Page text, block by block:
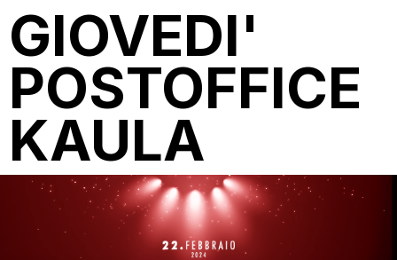
GIOVEDI'
POSTOFFICE
KAULA